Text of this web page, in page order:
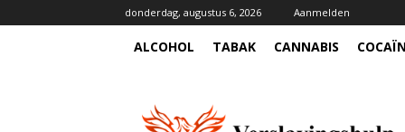
donderdag, augustus 6, 2026 Aanmelden
ALCOHOL TABAK CANNABIS